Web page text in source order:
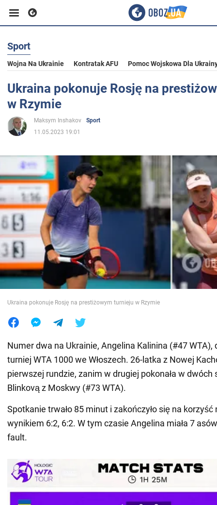
Biznes
Sport
Rozrywka
Polityka
Społeczeństwo
Wojna na Ukrainie
Świat
Jedzenie
Sport
Wojna Na Ukrainie Kontratak AFU Pomoc Wojskowa Dla
Ukraina pokonuje Rosję na
w Rzymie
Maksym Inshakov
Sport
11.05.2023 19:01
Ukraina pokonuje Rosję na prestiżowym turnieju w Rzymie
Numer dwa na Ukrainie, Angelina Kalinina (#47 WTA),
turniej WTA 1000 we Włoszech. 26-latka z Nowej
pierwszej rundzie, zanim w drugiej pokonała w dwóch
Blinkovą z Moskwy (#73 WTA).
Spotkanie trwało 85 minut i zakończyło się na
wynikiem 6:2, 6:2. W tym czasie Angelina miała 7
fault.